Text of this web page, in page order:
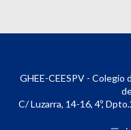
GHEE-CEESPV - Colegio
C/ Luzarra, 14-16, 4º,